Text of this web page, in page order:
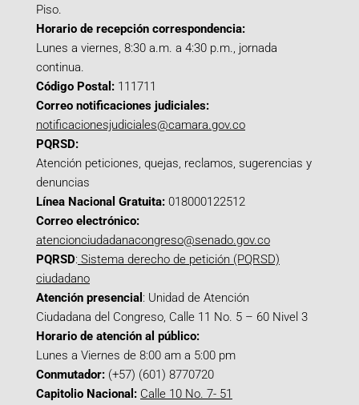
Piso.
Horario de recepción correspondencia:
Lunes a viernes, 8:30 a.m. a 4:30 p.m., jornada
continua.
Código Postal: 111711
Correo notificaciones judiciales:
notificacionesjudiciales@camara.gov.co
PQRSD:
Atención peticiones, quejas, reclamos, sugerencias y
denuncias
Línea Nacional Gratuita: 018000122512
Correo electrónico:
atencionciudadanacongreso@senado.gov.co
PQRSD: Sistema derecho de petición (PQRSD)
ciudadano
Atención presencial : Unidad de Atención
Ciudadana del Congreso, Calle 11 No. 5 – 60 Nivel 3
Horario de atención al público:
Lunes a Viernes de 8:00 am a 5:00 pm
Conmutador: (+57) (601) 8770720
Capitolio Nacional: Calle 10 No. 7- 51